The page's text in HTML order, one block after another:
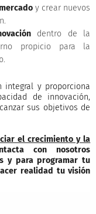
y crear nuevos
dentro de la
propicio para la
integral y proporciona
de innovación,
sus objetivos de
el crecimiento y la
con nosotros
y para programar tu
realidad tu visión